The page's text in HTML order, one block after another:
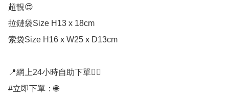
超靚😍
拉鏈袋Size H13 x 18cm
索袋Size H16 x W25 x D13cm
📍網上24小時自助下單👍🏻
#立即下單：🌐